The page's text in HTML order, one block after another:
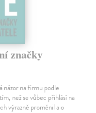
značky
názor na firmu podle
než se vůbec přihlásí na
výrazně proměnil a o